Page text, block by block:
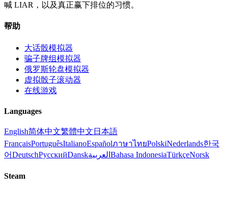
喊 LIAR，以及真正赢下排位的习惯。
帮助
大话骰模拟器
骗子牌组模拟器
俄罗斯轮盘模拟器
虚拟骰子滚动器
在线游戏
Languages
English简体中文繁體中文 日本語
FrançaisPortuguêsItalianoEspañolภาษาไทยPolskiNederlands한국
어DeutschРусскийDanskالعربية Bahasa IndonesiaTürkçeNorsk
Steam